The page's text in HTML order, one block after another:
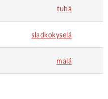
tuhá
sladkokyselá
malá